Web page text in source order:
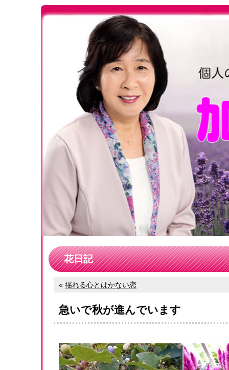
花日記
« 揺れる心とはかない恋
急いで秋が進んでいます